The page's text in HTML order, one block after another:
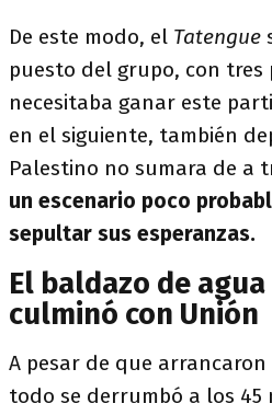
De este modo, el Tatengue
puesto del grupo, con tres
necesitaba ganar este
en el siguiente, también
Palestino no sumara de a
un escenario poco
sepultar sus esperanzas.
El baldazo de
culminó con Unión
A pesar de que
todo se derrumbó a los